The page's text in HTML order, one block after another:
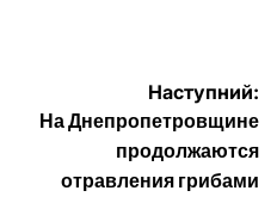
Наступний:
На Днепропетровщине
продолжаются
отравления грибами